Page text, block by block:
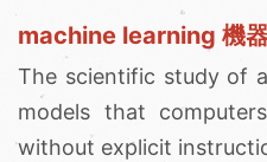
machine learning 機
The scientific study of
models that
without explicit